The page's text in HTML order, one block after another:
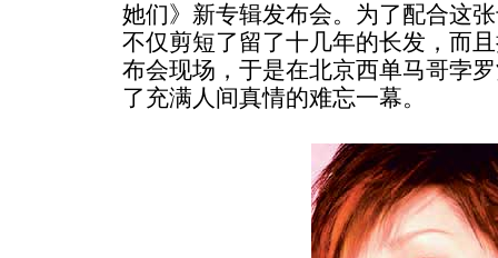
她们》新专辑发布会。为了配合这
不仅剪短了留了十几年的长发，而
布会现场，于是在北京西单马哥孛
了充满人间真情的难忘一幕。